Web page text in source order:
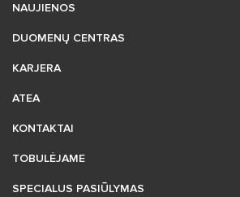
NAUJIENOS
DUOMENŲ CENTRAS
KARJERA
ATEA
KONTAKTAI
TOBULĖJAME
SPECIALUS PASIŪLYMAS